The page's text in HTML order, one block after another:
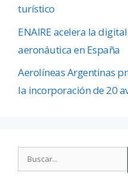
turístico
ENAIRE acelera la
aeronáutica en España
Aerolíneas Argentinas
la incorporación de 20